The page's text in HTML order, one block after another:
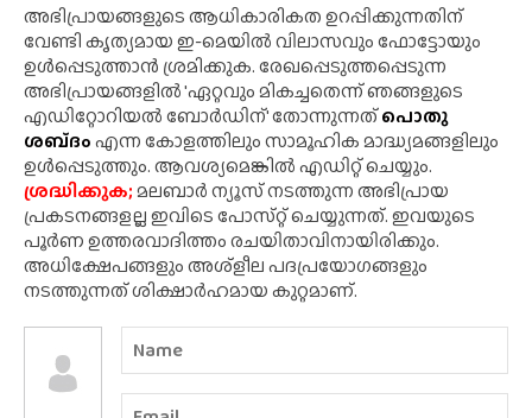
അഭിപ്രായങ്ങളുടെ ആധികാരികത ഉറപ്പിക്കുന്നതിന്
വേണ്ടി കൃത്യമായ ഇ-മെയിൽ വിലാസവും ഫോട്ടോയും
ഉൾപ്പെടുത്താൻ ശ്രമിക്കുക. രേഖപ്പെടുത്തപ്പെടുന്ന
അഭിപ്രായങ്ങളിൽ 'ഏറ്റവും മികച്ചതെന്ന് ഞങ്ങളുടെ
എഡിറ്റോറിയൽ ബോർഡിന്' തോന്നുന്നത്പൊതു
ശബ്‌ദംഎന്ന കോളത്തിലും സാമൂഹിക മാദ്ധ്യമങ്ങളിലും
ഉൾപ്പെടുത്തും. ആവശ്യമെങ്കിൽ എഡിറ്റ് ചെയ്യും.
ശ്രദ്ധിക്കുക;മലബാർ ന്യൂസ് നടത്തുന്ന അഭിപ്രായ
പ്രകടനങ്ങളല്ല ഇവിടെ പോസ്‌റ്റ് ചെയ്യുന്നത്. ഇവയുടെ
പൂർണ ഉത്തരവാദിത്തം രചയിതാവിനായിരിക്കും.
അധിക്ഷേപങ്ങളും അശ്‌ളീല പദപ്രയോഗങ്ങളും
നടത്തുന്നത് ശിക്ഷാർഹമായ കുറ്റമാണ്.